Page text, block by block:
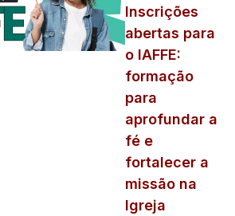
Inscrições
abertas para
o IAFFE:
formação
para
aprofundar a
fé e
fortalecer a
missão na
Igreja